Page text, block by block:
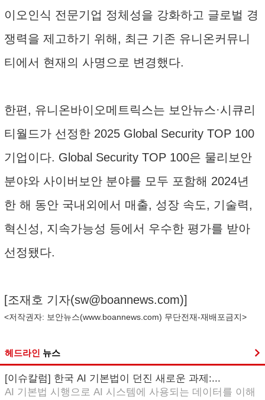
이오인식 전문기업 정체성을 강화하고 글로벌 경
쟁력을 제고하기 위해, 최근 기존 유니온커뮤니
티에서 현재의 사명으로 변경했다.
한편, 유니온바이오메트릭스는 보안뉴스·시큐리
티월드가 선정한 2025 Global Security TOP 100
기업이다. Global Security TOP 100은 물리보안
분야와 사이버보안 분야를 모두 포함해 2024년
한 해 동안 국내외에서 매출, 성장 속도, 기술력,
혁신성, 지속가능성 등에서 우수한 평가를 받아
선정됐다.
[조재호 기자(sw@boannews.com)]
<저작권자: 보안뉴스(www.boannews.com) 무단전재-재배포금지>
헤드라인 뉴스
[이슈칼럼] 한국 AI 기본법이 던진 새로운 과제:...
AI 기본법 시행으로 AI 시스템에 사용되는 데이터를 이해